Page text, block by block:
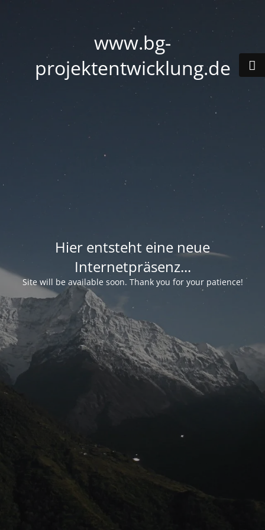
www.bg-
projektentwicklung.de
Hier entsteht eine neue
Internetpräsenz...
Site will be available soon. Thank you for your patience!